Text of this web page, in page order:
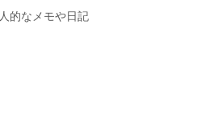
的なメモや日記